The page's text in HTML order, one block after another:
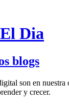
Dia
blogs
son en nuestra
y crecer.